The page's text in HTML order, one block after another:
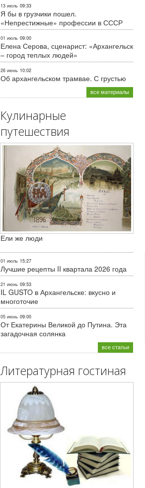
13 июль 09:33
Я бы в грузчики пошел.
«Непрестижные» профессии в СССР
01 июль 09:00
Елена Серова, сценарист: «Архангельск
– город теплых людей»
26 июнь 10:02
Об архангельском трамвае. С грустью
все материалы
Кулинарные
путешествия
Ели же люди
01 июль 15:27
Лучшие рецепты II квартала 2026 года
21 июнь 09:53
IL GUSTO в Архангельске: вкусно и
многоточие
05 июнь 09:00
От Екатерины Великой до Путина. Эта
загадочная солянка
все статьи
Литературная гостиная